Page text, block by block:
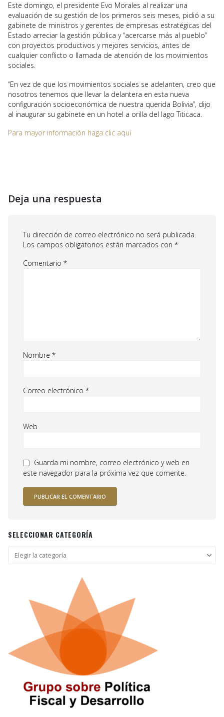
Este domingo, el presidente Evo Morales al realizar una
evaluación de su gestión de los primeros seis meses, pidió a su
gabinete de ministros y gerentes de empresas estratégicas del
Estado arreciar la gestión pública y “acercarse más al pueblo”
con proyectos productivos y mejores servicios, antes de
cualquier conflicto o llamada de atención de los movimientos
sociales.
“En vez de que los movimientos sociales se adelanten, creo que
nosotros tenemos que llevar la delantera en esta nueva
configuración socioeconómica de nuestra querida Bolivia”, dijo
al inaugurar su gabinete en un hotel a orilla del lago Titicaca.
Para mayor información haga clic aquí
Deja una respuesta
Tu dirección de correo electrónico no será publicada.
Los campos obligatorios están marcados con *
Comentario *
Nombre *
Correo electrónico *
Web
Guarda mi nombre, correo electrónico y web en
este navegador para la próxima vez que comente.
SELECCIONAR CATEGORÍA
Seleccionar
categoría